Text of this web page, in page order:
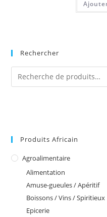
Rechercher
Produits Africain
Agroalimentaire
Alimentation
Amuse-gueules / Apéritif
Boissons / Vins / Spiritieux
Epicerie